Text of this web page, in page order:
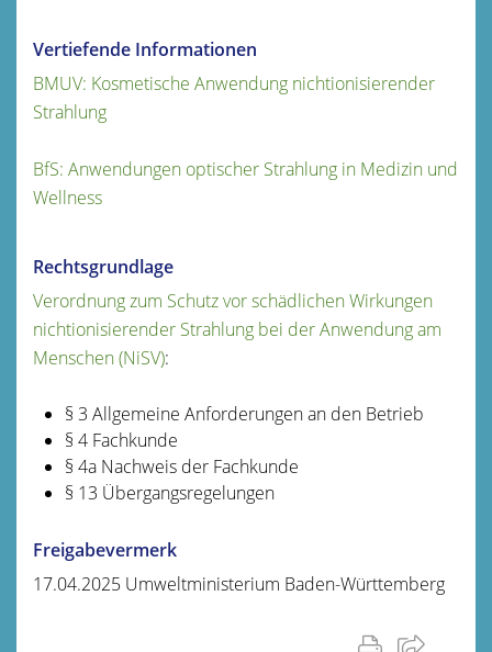
Vertiefende Informationen
BMUV: Kosmetische Anwendung nichtionisierender
Strahlung
BfS: Anwendungen optischer Strahlung in Medizin und
Wellness
Rechtsgrundlage
Verordnung zum Schutz vor schädlichen Wirkungen
nichtionisierender Strahlung bei der Anwendung am
Menschen (NiSV):
§ 3 Allgemeine Anforderungen an den Betrieb
§ 4 Fachkunde
§ 4a Nachweis der Fachkunde
§ 13 Übergangsregelungen
Freigabevermerk
17.04.2025 Umweltministerium Baden-Württemberg